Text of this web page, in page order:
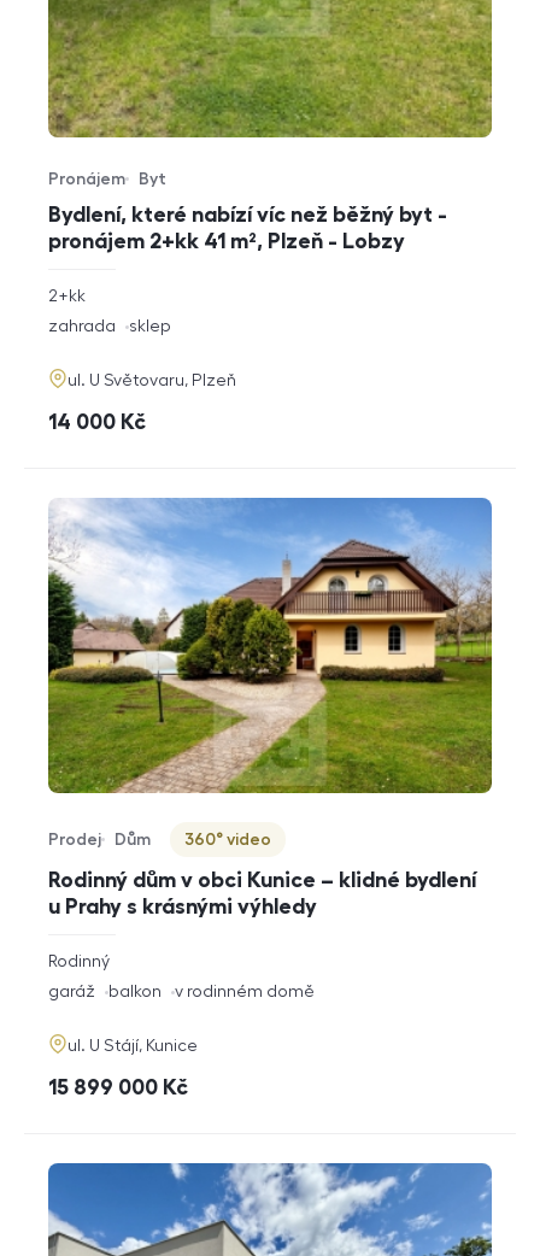
Bydlení, které nabízí víc než běžný byt -
pronájem 2+kk 41 m², Plzeň - Lobzy
Typ nabídky
Pronájem
Typ nemovitosti
Byt
rozměry
2+kk
funkce
zahrada sklep
adresa
ul. U Světovaru, Plzeň
cena
14 000 Kč
Rodinný dům v obci Kunice – klidné bydlení
u Prahy s krásnými výhledy
Typ nabídky
Prodej
Typ nemovitosti
Dům
Virtuální prohlídka
360° video
rozměry
dispozice
Rodinný
funkce
garáž balkon v rodinném domě
adresa
ul. U Stájí, Kunice
cena
15 899 000 Kč